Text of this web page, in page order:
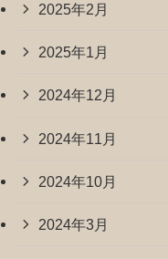
2025年2月
2025年1月
2024年12月
2024年11月
2024年10月
2024年3月